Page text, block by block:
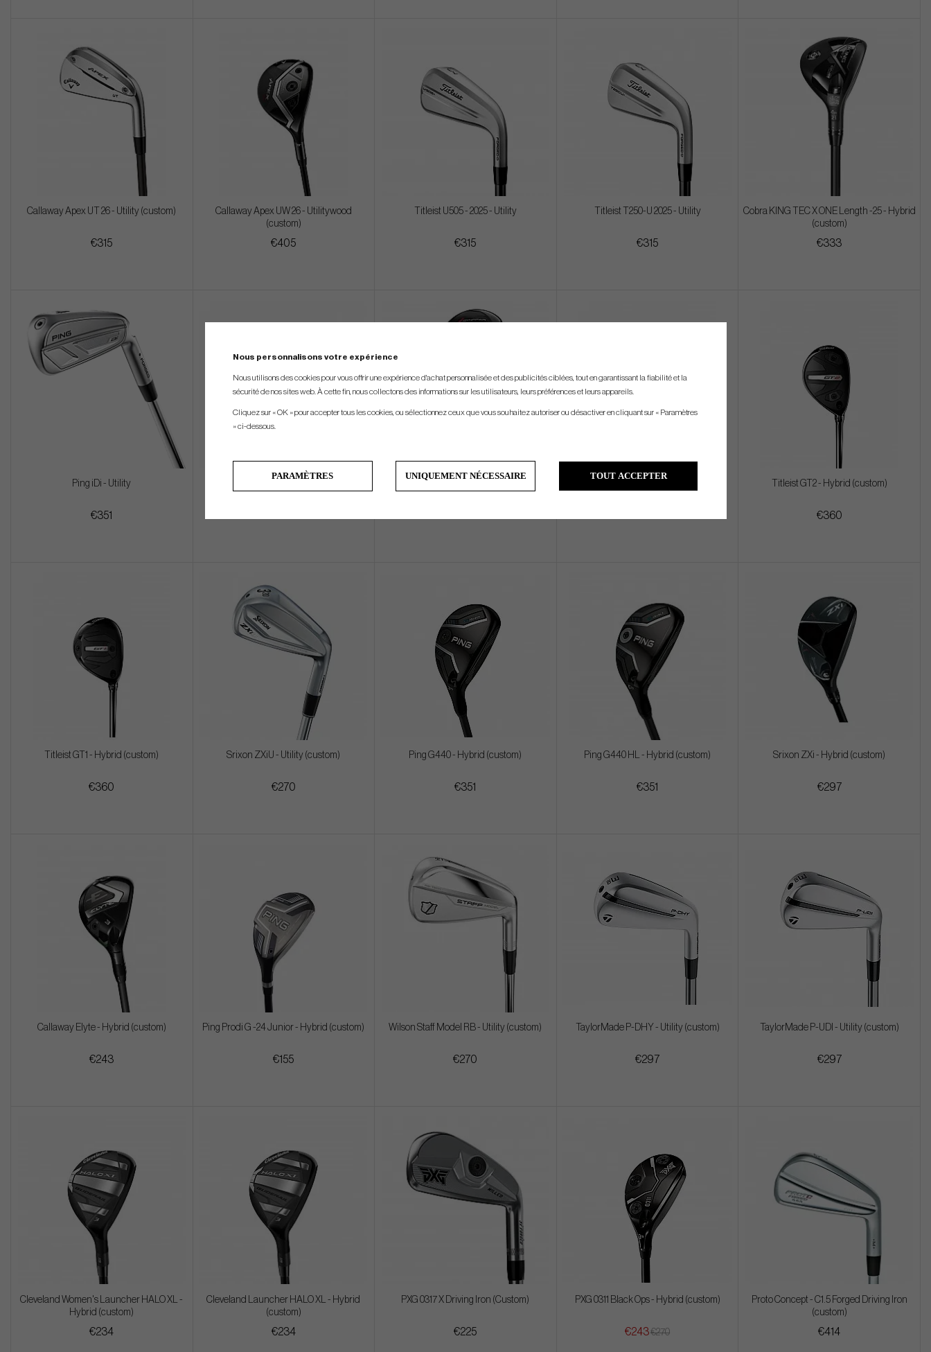
Callaway Apex UT 26 - Utility (custom)
€315
Callaway Apex UW 26 - Utilitywood
(custom)
€405
Titleist U505 - 2025 - Utility
€315
Titleist T250-U 2025 - Utility
€315
Cobra KING TEC X ONE Length -25 - Hybrid
(custom)
€333
Ping iDi - Utility
€351
Wilson DYNAPWR - Hybrid (custom) Titleist GT2 - Hybrid (custom)
€360
Titleist GT1 - Hybrid (custom)
€360
Srixon ZXiU - Utility (custom)
€270
Ping G440 - Hybrid (custom)
€351
Ping G440 HL - Hybrid (custom)
€351
Srixon ZXi - Hybrid (custom)
€297
Callaway Elyte - Hybrid (custom)
€243
Ping Prodi G -24 Junior - Hybrid (custom)
€155
Wilson Staff Model RB - Utility (custom)
€270
TaylorMade P-DHY - Utility (custom)
€297
TaylorMade P-UDI - Utility (custom)
€297
Cleveland Women's Launcher HALO XL -
Hybrid (custom)
€234
Cleveland Launcher HALO XL - Hybrid
(custom)
€234
PXG 0317 X Driving Iron (Custom)
€225
PXG 0311 Black Ops - Hybrid (custom)
€243€270
Proto Concept - C1.5 Forged Driving Iron
(custom)
€414
Nous personnalisons votre expérience
Nous utilisons des cookies pour vous offrir une expérience d'achat personnalisée et des publicités ciblées, tout en garantissant la fiabilité et la
sécurité de nos sites web. À cette fin, nous collectons des informations sur les utilisateurs, leurs préférences et leurs appareils.
Cliquez sur « OK » pour accepter tous les cookies, ou sélectionnez ceux que vous souhaitez autoriser ou désactiver en cliquant sur « Paramètres
» ci-dessous.
PARAMÈTRES UNIQUEMENT NÉCESSAIRE TOUT ACCEPTER